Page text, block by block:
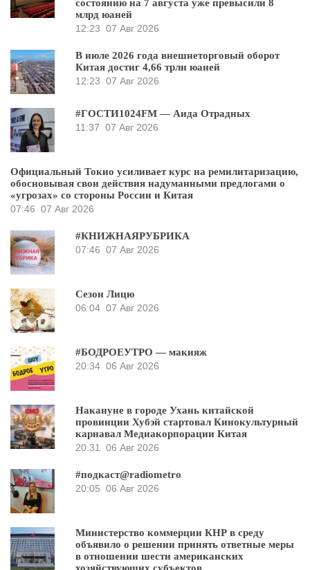
состоянию на 7 августа уже превысили 8
млрд юаней
12:23 07 Авг 2026
В июле 2026 года внешнеторговый оборот
Китая достиг 4,66 трлн юаней
12:23 07 Авг 2026
#ГОСТИ1024FM — Аида Отрадных
11:37 07 Авг 2026
Официальный Токио усиливает курс на ремилитаризацию,
обосновывая свои действия надуманными предлогами о
«угрозах» со стороны России и Китая
07:46 07 Авг 2026
#КНИЖНАЯРУБРИКА
07:46 07 Авг 2026
Сезон Лицю
06:04 07 Авг 2026
#БОДРОЕУТРО — макияж
20:34 06 Авг 2026
Накануне в городе Ухань китайской
провинции Хубэй стартовал Кинокультурный
карнавал Медиакорпорации Китая
20:31
06 Авг 2026
#подкаст@radiometro
20:05 06 Авг 2026
Министерство коммерции КНР в среду
объявило о решении принять ответные меры
в отношении шести американских